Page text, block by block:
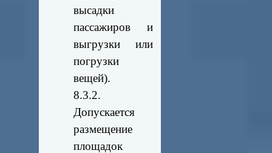
высадки
пассажиров и
выгрузки или
погрузки
вещей).
8.3.2.
Допускается
размещение
площадок